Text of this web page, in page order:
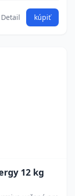
Detail kúpiť
12 kg